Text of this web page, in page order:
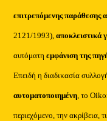
επιτρεπόμενης παράθεσης
2121/1993), αποκλειστικά
αυτόματηεμφάνιση της
Επειδή η διαδικασία
αυτοματοποιημένη, το
περιεχόμενο, την ακρίβεια,